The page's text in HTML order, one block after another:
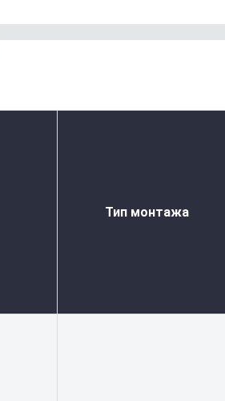
Тип монтажа